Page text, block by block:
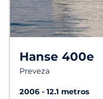
Hanse 400e
Preveza
2006
12.1 metros